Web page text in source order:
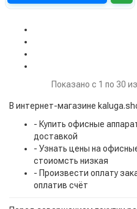
Показано с 1 по 30
В интернет-магазине
- Купить офисные
доставкой
- Узнать цены на
стоиомсть низкая
- Произвести оплату
оплатив счёт